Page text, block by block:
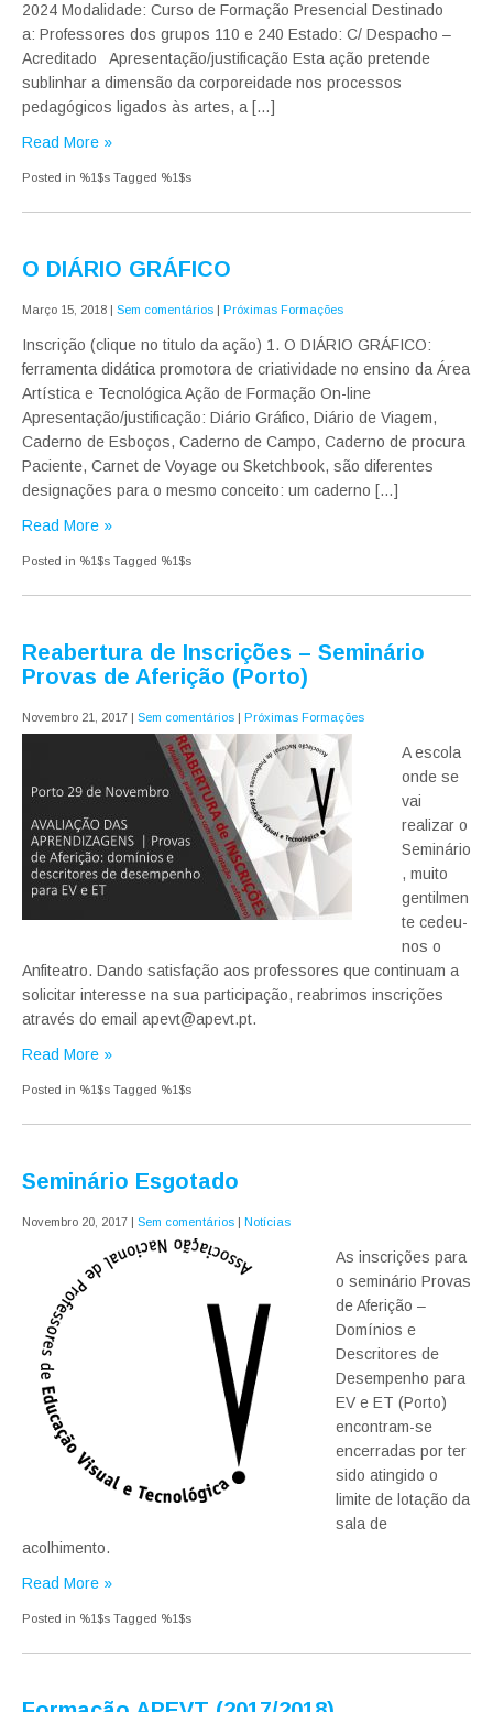
2024 Modalidade: Curso de Formação Presencial Destinado
a: Professores dos grupos 110 e 240 Estado: C/ Despacho –
Acreditado Apresentação/justificação Esta ação pretende
sublinhar a dimensão da corporeidade nos processos
pedagógicos ligados às artes, a […]
Read More »
Posted in %1$s Tagged %1$s
O DIÁRIO GRÁFICO
Março 15, 2018 | Sem comentários | Próximas Formações
Inscrição (clique no titulo da ação) 1. O DIÁRIO GRÁFICO:
ferramenta didática promotora de criatividade no ensino da Área
Artística e Tecnológica Ação de Formação On-line
Apresentação/justificação: Diário Gráfico, Diário de Viagem,
Caderno de Esboços, Caderno de Campo, Caderno de procura
Paciente, Carnet de Voyage ou Sketchbook, são diferentes
designações para o mesmo conceito: um caderno […]
Read More »
Posted in %1$s Tagged %1$s
Reabertura de Inscrições – Seminário
Provas de Aferição (Porto)
Novembro 21, 2017 | Sem comentários | Próximas Formações
A escola
onde se
vai
realizar o
Seminário
, muito
gentilmen
te cedeu-
nos o
Anfiteatro. Dando satisfação aos professores que continuam a
solicitar interesse na sua participação, reabrimos inscrições
através do email apevt@apevt.pt.
Read More »
Posted in %1$s Tagged %1$s
Seminário Esgotado
Novembro 20, 2017 | Sem comentários | Notícias
As inscrições para
o seminário Provas
de Aferição –
Domínios e
Descritores de
Desempenho para
EV e ET (Porto)
encontram-se
encerradas por ter
sido atingido o
limite de lotação da
sala de
acolhimento.
Read More »
Posted in %1$s Tagged %1$s